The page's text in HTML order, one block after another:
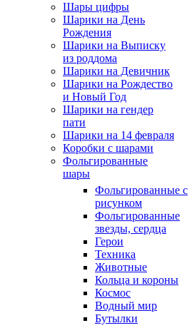
Шары цифры
Шарики на День
Рождения
Шарики на Выписку
из роддома
Шарики на Девичник
Шарики на Рождество
и Новый Год
Шарики на гендер
пати
Шарики на 14 февраля
Коробки с шарами
Фольгированные
шары
Фольгированные с
рисунком
Фольгированные
звезды, сердца
Герои
Техника
Животные
Кольца и короны
Космос
Водный мир
Бутылки